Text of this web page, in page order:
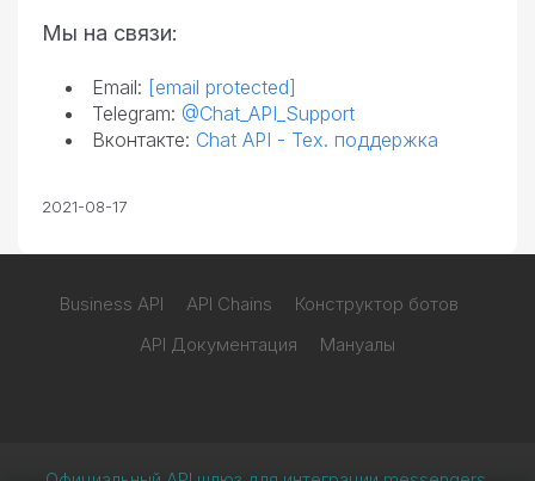
Мы на связи:
Email: [email protected]
Telegram: @Chat_API_Support
Вконтакте: Chat API - Тех. поддержка
2021-08-17
Business API API Chains
Конструктор ботов
API Документация
Мануалы